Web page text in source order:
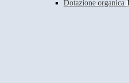
Dotazione organica 1